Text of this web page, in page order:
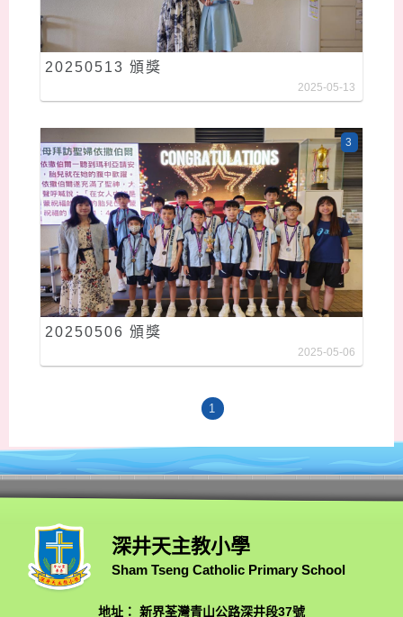
20250513 頒獎
2025-05-13
20250506 頒獎
3
2025-05-06
1
深井天主教小學
Sham Tseng Catholic Primary School
地址： 新界荃灣青山公路深井段37號